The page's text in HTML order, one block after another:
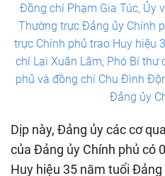
Đồng chí Phạm Gia Túc, Ủy
Thường trực Đảng ủy Chính
trực Chính phủ trao Huy hiệu
chí Lại Xuân Lâm, Phó Bí
phủ và đồng chí Chu Đình
Đảng ủy
Dịp này, Đảng ủy các cơ
của Đảng ủy Chính phủ có
Huy hiệu 35 năm tuổi